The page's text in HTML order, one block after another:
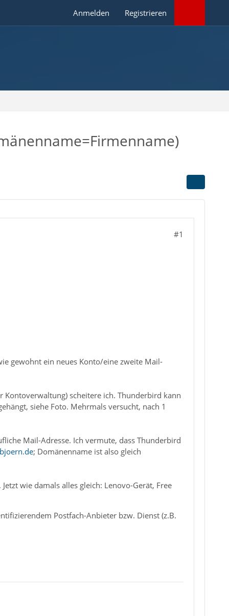
Anmelden Registrieren
#1
gewohnt ein neues Konto/eine zweite Mail-
Kontoverwaltung) scheitere ich. Thunderbird kann
siehe Foto. Mehrmals versucht, nach 1
Mail-Adresse. Ich vermute, dass Thunderbird
; Domänenname ist also gleich
wie damals alles gleich: Lenovo-Gerät, Free
Postfach-Anbieter bzw. Dienst (z.B.